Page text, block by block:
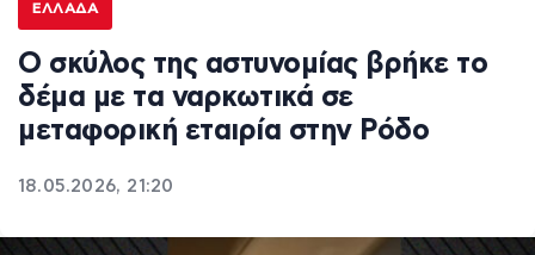
ΕΛΛΆΔΑ
Ο σκύλος της αστυνομίας βρήκε το
δέμα με τα ναρκωτικά σε
μεταφορική εταιρία στην Ρόδο
18.05.2026, 21:20